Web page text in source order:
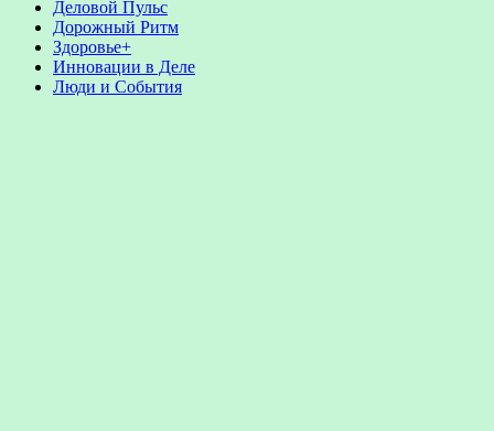
Деловой Пульс
Дорожный Ритм
Здоровье+
Инновации в Деле
Люди и События